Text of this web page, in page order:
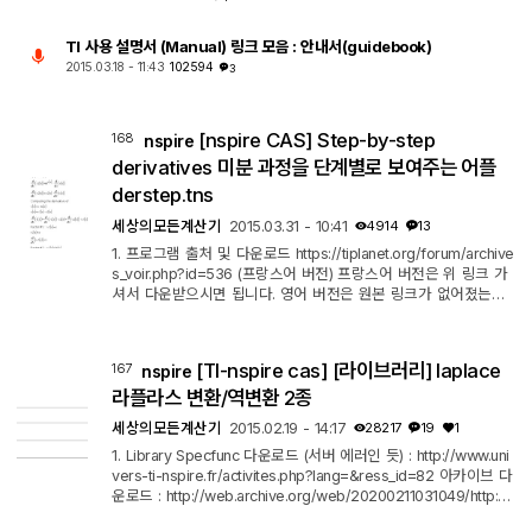
TI 사용 설명서 (Manual) 링크 모음 : 안내서(guidebook)
2015.03.18 - 11:43 102594 3
168 nspire [nspire CAS] Step-by-step
derivatives 미분 과정을 단계별로 보여주는 어플
derstep.tns
세상의모든계산기 2015.03.31 - 10:41 4914 13
1. 프로그램 출처 및 다운로드 https://tiplanet.org/forum/archive
s_voir.php?id=536 (프랑스어 버전) 프랑스어 버전은 위 링크 가
셔서 다운받으시면 됩니다. 영어 버전은 원본 링크가 없어졌는지
방법 (영문버전 기준) 1. 계산기에서 프로그램(derstep.tns)을 여
세요. 2. 빈 페이지(ctrl+I, 1)를 열고, 3. derstep(미분할 식) 을 입
167 nspire [TI-nspire cas] [라이브러리] laplace
라플라스 변환/역변환 2종
세상의모든계산기 2015.02.19 - 14:17 28217 19 1
1. Library Specfunc 다운로드 (서버 에러인 듯) : http://www.uni
vers-ti-nspire.fr/activites.php?lang=&ress_id=82 아카이브 다
운로드 : http://web.archive.org/web/20200211031049/http://